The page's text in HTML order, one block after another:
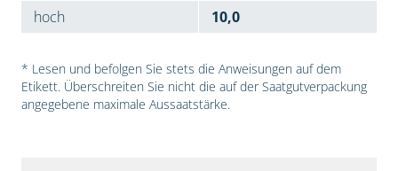
hoch
10,0
* Lesen und befolgen Sie stets die Anweisungen auf dem
Etikett. Überschreiten Sie nicht die auf der Saatgutverpackung
angegebene maximale Aussaatstärke.